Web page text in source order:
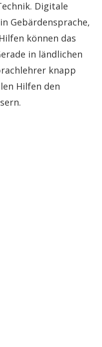
Digitale
Gebärdensprache,
können das
in ländlichen
knapp
Hilfen den